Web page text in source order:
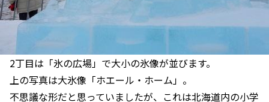
2丁目は「氷の広場」で大小の氷像が並びます。
上の写真は大氷像「ホエール・ホーム」。
不思議な形だと思っていましたが、これは北海道内の小学